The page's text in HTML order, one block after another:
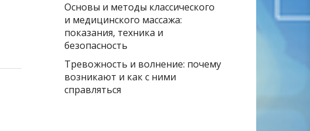
Основы и методы классического
и медицинского массажа:
показания, техника и
безопасность
Тревожность и волнение: почему
возникают и как с ними
справляться